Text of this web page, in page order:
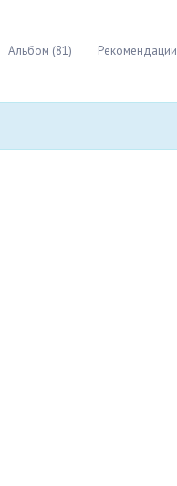
Альбом (81) Рекомендации